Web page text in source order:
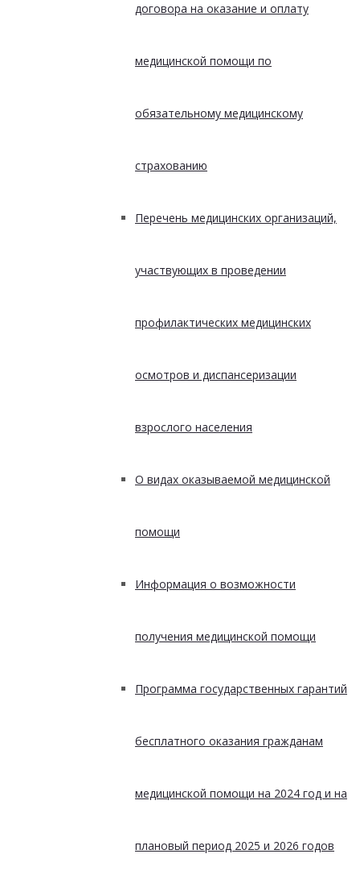
договора на оказание и оплату
медицинской помощи по
обязательному медицинскому
страхованию
Перечень медицинских организаций,
участвующих в проведении
профилактических медицинских
осмотров и диспансеризации
взрослого населения
О видах оказываемой медицинской
помощи
Информация о возможности
получения медицинской помощи
Программа государственных гарантий
бесплатного оказания гражданам
медицинской помощи на 2024 год и на
плановый период 2025 и 2026 годов